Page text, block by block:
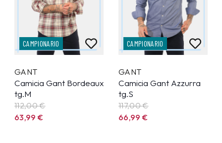
CAMPIONARIO
GANT
Camicia Gant Bordeaux
tg.M
112,00 €
63,99€
CAMPIONARIO
GANT
Camicia Gant Azzurra
tg.S
117,00 €
66,99€